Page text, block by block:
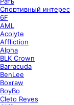
Спортивный интерес
6F
AML
Acolyte
Affliction
Alpha
BLK Crown
Barracuda
BenLee
Boxraw
BoyBo
Cleto Reyes